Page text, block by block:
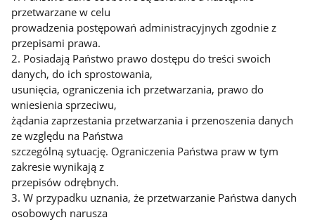
przetwarzane w celu
prowadzenia postępowań administracyjnych zgodnie z
przepisami prawa.
2. Posiadają Państwo prawo dostępu do treści swoich
danych, do ich sprostowania,
usunięcia, ograniczenia ich przetwarzania, prawo do
wniesienia sprzeciwu,
żądania zaprzestania przetwarzania i przenoszenia danych
ze względu na Państwa
szczególną sytuację. Ograniczenia Państwa praw w tym
zakresie wynikają z
przepisów odrębnych.
3. W przypadku uznania, że przetwarzanie Państwa danych
osobowych narusza